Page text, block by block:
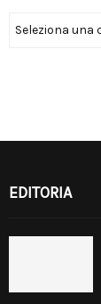
EDITORIA